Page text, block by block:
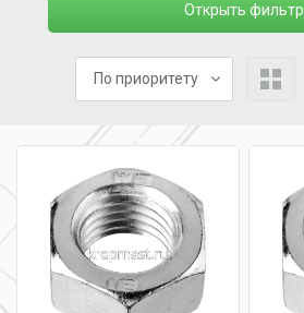
Открыть фильтр
По приоритету